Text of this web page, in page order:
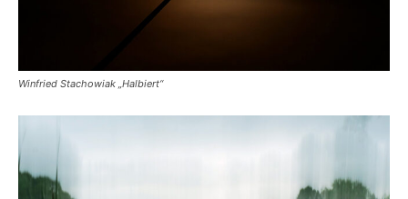
Winfried Stachowiak „Halbiert“